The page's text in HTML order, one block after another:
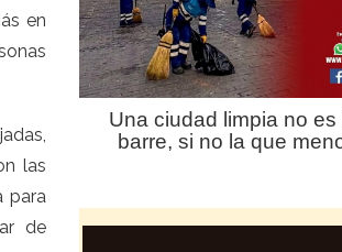
en
las
para
de
Una ciudad limpia no
barre, si no la que